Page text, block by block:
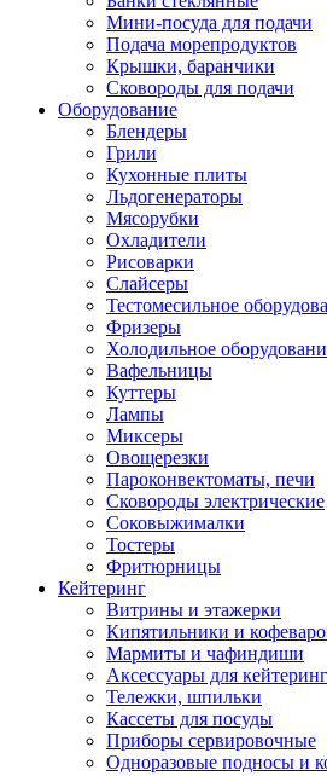
Мини-посуда для подачи
Подача морепродуктов
Крышки, баранчики
Сковороды для подачи
Оборудование
Блендеры
Грили
Кухонные плиты
Льдогенераторы
Мясорубки
Охладители
Рисоварки
Слайсеры
Тестомесильное
Фризеры
Холодильное
Вафельницы
Куттеры
Лампы
Миксеры
Овощерезки
Пароконвектоматы, печи
Сковороды электрические
Соковыжималки
Тостеры
Фритюрницы
Кейтеринг
Витрины и этажерки
Кипятильники и
Мармиты и чафиндиши
Аксессуары для
Тележки, шпильки
Кассеты для посуды
Приборы сервировочные
Одноразовые подносы и